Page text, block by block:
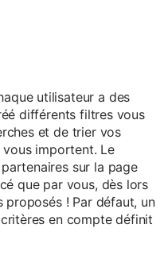
utilisateur a des
différents filtres vous
et de trier vos
importent. Le
sur la page
que par vous, dès lors
! Par défaut, un
en compte définit